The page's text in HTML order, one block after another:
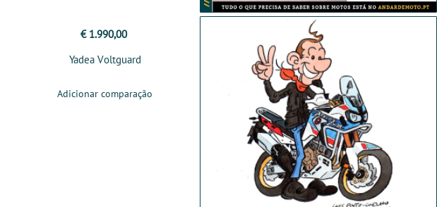
€ 1.990,00
Yadea Voltguard
Adicionar comparação